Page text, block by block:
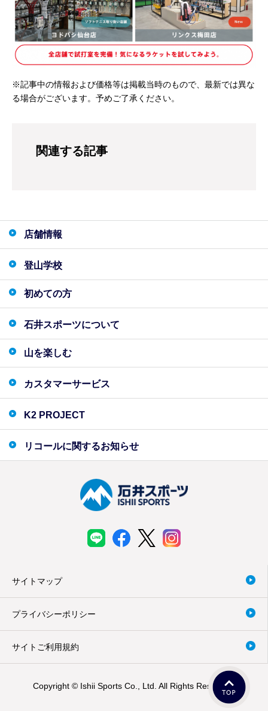
※記事中の情報および価格等は掲載当時のもので、最新では異な
る場合がございます。予めご了承ください。
関連する記事
店舗情報
登山学校
初めての方
石井スポーツについて
山を楽しむ
カスタマーサービス
K2 PROJECT
リコールに関するお知らせ
サイトマップ
プライバシーポリシー
サイトご利用規約
Copyright © Ishii Sports Co., Ltd. All Rights Reserved.